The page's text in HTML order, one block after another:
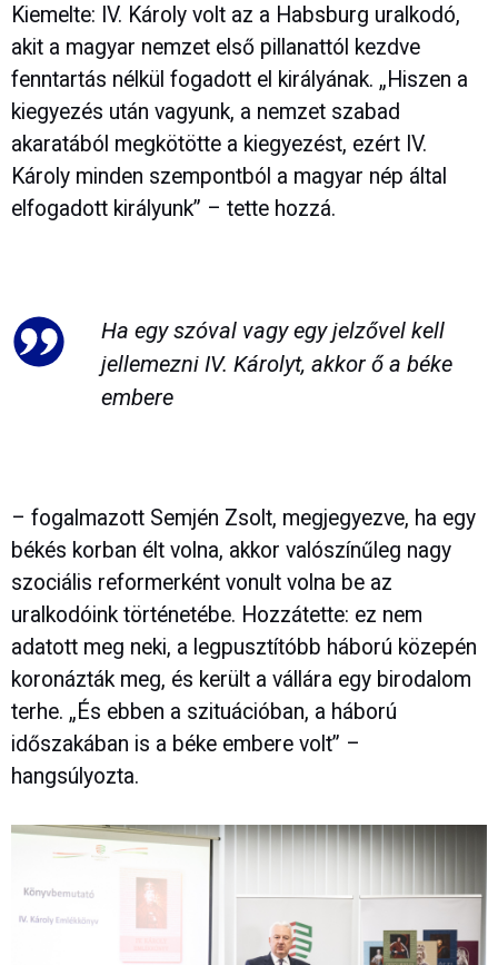
Kiemelte: IV. Károly volt az a Habsburg uralkodó,
akit a magyar nemzet első pillanattól kezdve
fenntartás nélkül fogadott el királyának. „Hiszen a
kiegyezés után vagyunk, a nemzet szabad
akaratából megkötötte a kiegyezést, ezért IV.
Károly minden szempontból a magyar nép által
elfogadott királyunk” – tette hozzá.
Ha egy szóval vagy egy jelzővel kell
jellemezni IV. Károlyt, akkor ő a béke
embere
– fogalmazott Semjén Zsolt, megjegyezve, ha egy
békés korban élt volna, akkor valószínűleg nagy
szociális reformerként vonult volna be az
uralkodóink történetébe. Hozzátette: ez nem
adatott meg neki, a legpusztítóbb háború közepén
koronázták meg, és került a vállára egy birodalom
terhe. „És ebben a szituációban, a háború
időszakában is a béke embere volt” –
hangsúlyozta.